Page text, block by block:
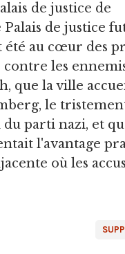
de justice de
de justice
été au cœur des
contre les
que la ville
le
parti nazi, et
l'avantage
où les